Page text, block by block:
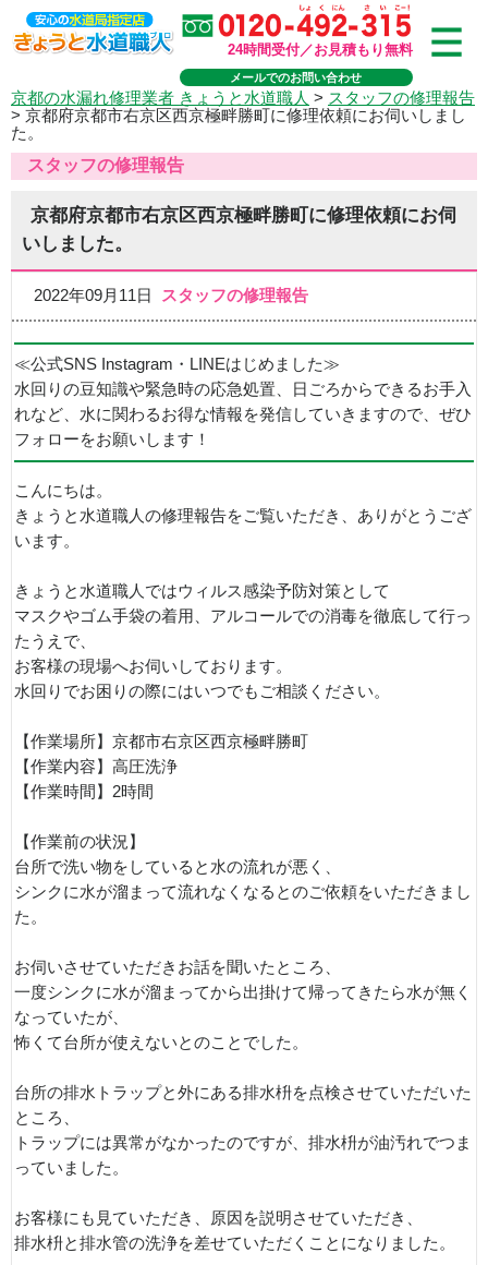
24時間受付／お見積もり無料
メールでのお問い合わせ
京都の水漏れ修理業者 きょうと水道職人 > スタッフの修理報告
> 京都府京都市右京区西京極畔勝町に修理依頼にお伺いしまし
た。
スタッフの修理報告
京都府京都市右京区西京極畔勝町に修理依頼にお伺
いしました。
2022年09月11日 スタッフの修理報告
≪公式SNS Instagram・LINEはじめました≫
水回りの豆知識や緊急時の応急処置、日ごろからできるお手入
れなど、水に関わるお得な情報を発信していきますので、ぜひ
フォローをお願いします！
こんにちは。
きょうと水道職人の修理報告をご覧いただき、ありがとうござ
います。
きょうと水道職人ではウィルス感染予防対策として
マスクやゴム手袋の着用、アルコールでの消毒を徹底して行っ
たうえで、
お客様の現場へお伺いしております。
水回りでお困りの際にはいつでもご相談ください。
【作業場所】京都市右京区西京極畔勝町
【作業内容】高圧洗浄
【作業時間】2時間
【作業前の状況】
台所で洗い物をしていると水の流れが悪く、
シンクに水が溜まって流れなくなるとのご依頼をいただきまし
た。
お伺いさせていただきお話を聞いたところ、
一度シンクに水が溜まってから出掛けて帰ってきたら水が無く
なっていたが、
怖くて台所が使えないとのことでした。
台所の排水トラップと外にある排水枡を点検させていただいた
ところ、
トラップには異常がなかったのですが、排水枡が油汚れでつま
っていました。
お客様にも見ていただき、原因を説明させていただき、
排水枡と排水管の洗浄を差せていただくことになりました。